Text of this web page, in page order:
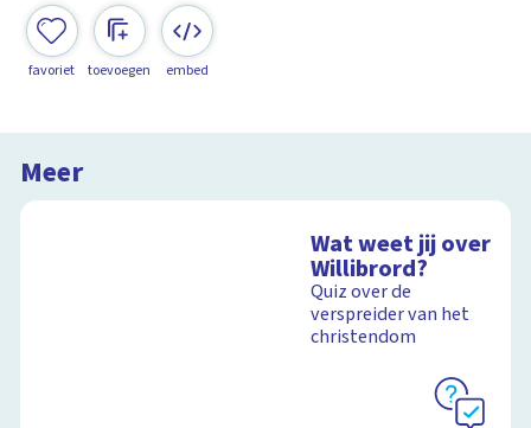
favoriet toevoegen embed
Meer
Wat weet jij over
Willibrord?
Quiz over de
verspreider van het
christendom